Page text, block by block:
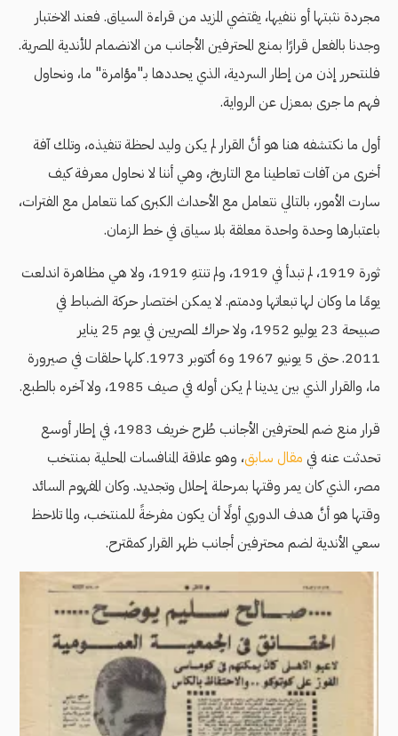
مجردة نثبتها أو ننفيها، يقتضي المزيد من قراءة السياق. فعند الاختبار
وجدنا بالفعل قرارًا بمنع المحترفين الأجانب من الانضمام للأندية المصرية.
فلنتحرر إذن من إطار السردية، الذي يحددها بـ"مؤامرة" ما، ونحاول
فهم ما جرى بمعزل عن الرواية.
أول ما نكتشفه هنا هو أنَّ القرار لم يكن وليد لحظة تنفيذه، وتلك آفة
أخرى من آفات تعاطينا مع التاريخ، وهي أننا لا نحاول معرفة كيف
سارت الأمور، بالتالي نتعامل مع الأحداث الكبرى كما نتعامل مع الفترات،
باعتبارها وحدة واحدة معلقة بلا سياق في خط الزمان.
ثورة 1919، لم تبدأ في 1919، ولم تنتهِ 1919، ولا هي مظاهرة اندلعت
يومًا ما وكان لها تبعاتها ودمتم. لا يمكن اختصار حركة الضباط في
صبيحة 23 يوليو 1952، ولا حراك المصريين في يوم 25 يناير
2011. حتى 5 يونيو 1967 و6 أكتوبر 1973. كلها حلقات في صيرورة
ما، والقرار الذي بين يدينا لم يكن أوله في صيف 1985، ولا آخره بالطبع.
قرار منع ضم المحترفين الأجانب طُرح خريف 1983، في إطار أوسع
تحدثت عنه في مقال سابق، وهو علاقة المنافسات المحلية بمنتخب
مصر، الذي كان يمر وقتها بمرحلة إحلال وتجديد. وكان المفهوم السائد
وقتها هو أنَّ هدف الدوري أولًا أن يكون مفرخةً للمنتخب، ولما تلاحظ
سعي الأندية لضم محترفين أجانب ظهر القرار كمقترح.